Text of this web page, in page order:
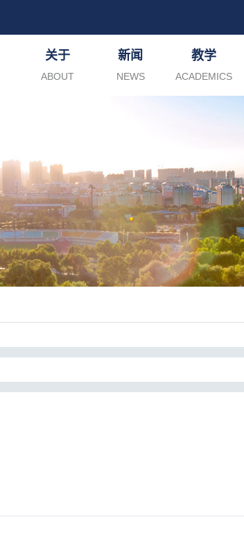
关于
ABOUT
新闻
NEWS
教学
ACADEMICS